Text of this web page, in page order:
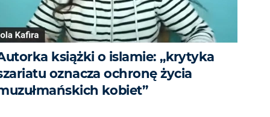
książki o islamie: „krytyka
oznacza ochronę życia
kobiet”